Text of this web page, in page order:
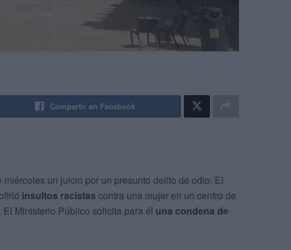
Compartir en Facebook
un juicio por un presunto delito de odio. El
insultos racistas contra una mujer en un centro de
Ministerio Público solicita para él una condena de